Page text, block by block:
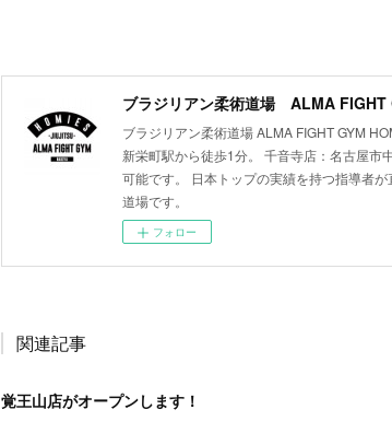
ブラジリアン柔術道場 ALMA FIGHT
ブラジリアン柔術道場 ALMA FIGHT GYM
新栄町駅から徒歩1分。 千音寺店：名古屋市
可能です。 日本トップの実績を持つ指導者
道場です。
フォロー
関連記事
覚王山店がオープンします！